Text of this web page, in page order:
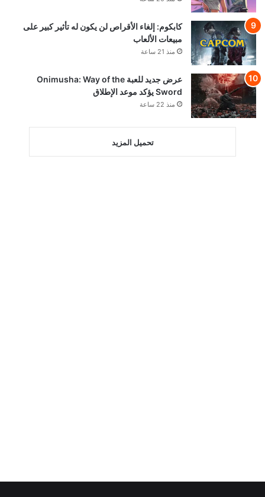
كابكوم: إلغاء الأقراص لن يكون له تأثير كبير على
مبيعات الألعاب
منذ 21 ساعة
عرض جديد للعبة Onimusha: Way of the
Sword يؤكد موعد الإطلاق
منذ 22 ساعة
تحميل المزيد